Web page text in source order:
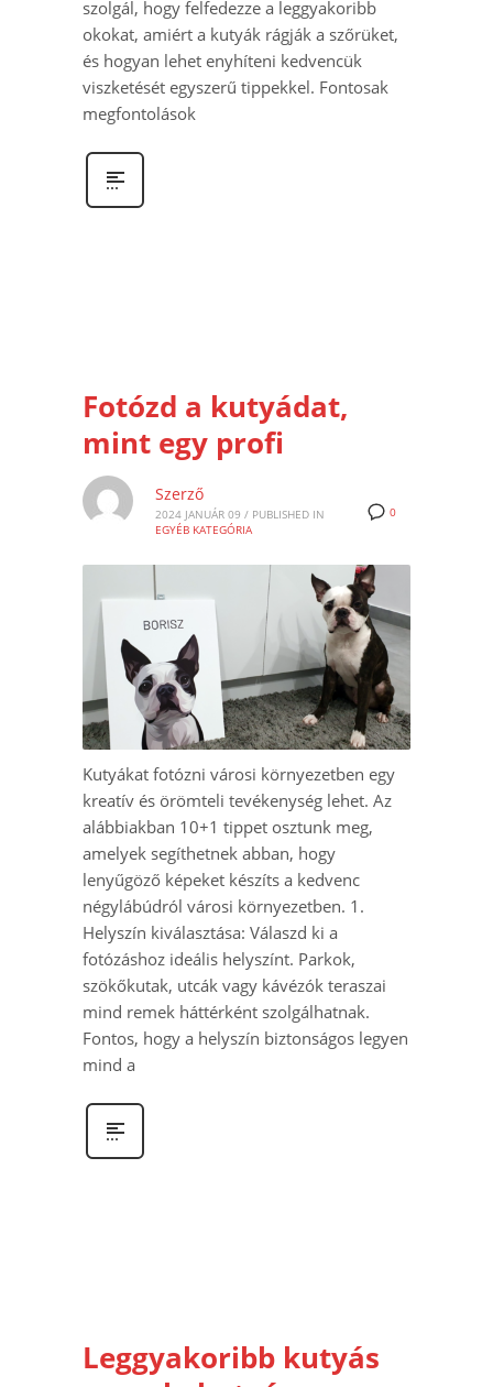
szolgál, hogy felfedezze a leggyakoribb
okokat, amiért a kutyák rágják a szőrüket,
és hogyan lehet enyhíteni kedvencük
viszketését egyszerű tippekkel. Fontosak
megfontolások
Fotózd a kutyádat,
mint egy profi
0
Szerző
2024 JANUÁR 09 / PUBLISHED IN
EGYÉB KATEGÓRIA
Kutyákat fotózni városi környezetben egy
kreatív és örömteli tevékenység lehet. Az
alábbiakban 10+1 tippet osztunk meg,
amelyek segíthetnek abban, hogy
lenyűgöző képeket készíts a kedvenc
négylábúdról városi környezetben. 1.
Helyszín kiválasztása: Válaszd ki a
fotózáshoz ideális helyszínt. Parkok,
szökőkutak, utcák vagy kávézók teraszai
mind remek háttérként szolgálhatnak.
Fontos, hogy a helyszín biztonságos legyen
mind a
Leggyakoribb kutyás